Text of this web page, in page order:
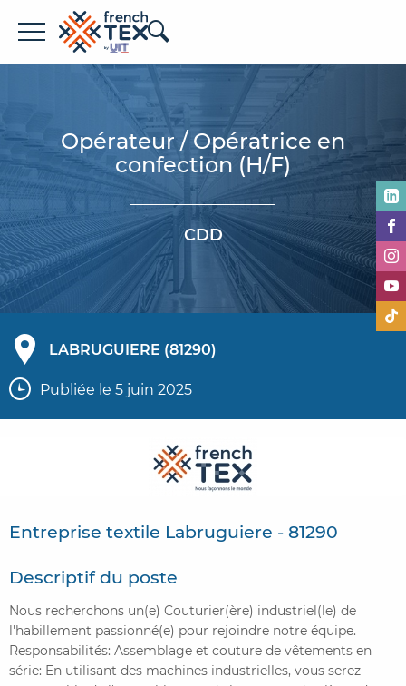
Offres d'emploi
Métiers
Formations
À propos de French TEX
Espace recruteur
CONTACTER FRENCH TEXACTUALITÉSFOIRE AUX QUESTIONS
Opérateur / Opératrice en
confection (H/F)
CDD
LABRUGUIERE (81290)
Publiée le 5 juin 2025
Entreprise textile Labruguiere - 81290
Descriptif du poste
Nous recherchons un(e) Couturier(ère) industriel(le) de
l'habillement passionné(e) pour rejoindre notre équipe.
Responsabilités: Assemblage et couture de vêtements en
série: En utilisant des machines industrielles, vous serez